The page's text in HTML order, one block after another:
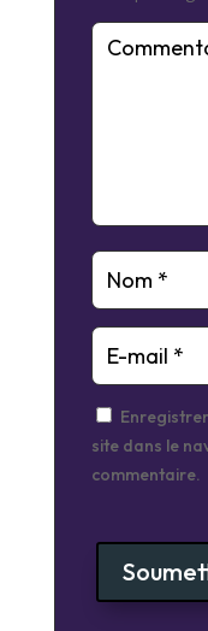
site dans le
commentaire.